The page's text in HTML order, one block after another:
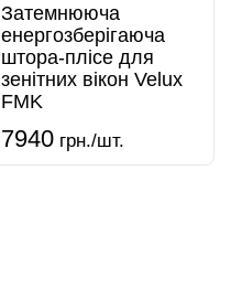
Затемнююча
енергозберігаюча
штора-плісе для
зенітних вікон Velux
FMK
7940 грн./шт.